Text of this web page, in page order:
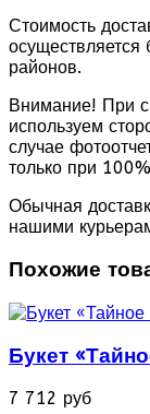
Стоимость
осуществляется
районов.
Внимание! При
используем
случае
только при
Обычная
нашими
Похожие
Букет
7 712 руб